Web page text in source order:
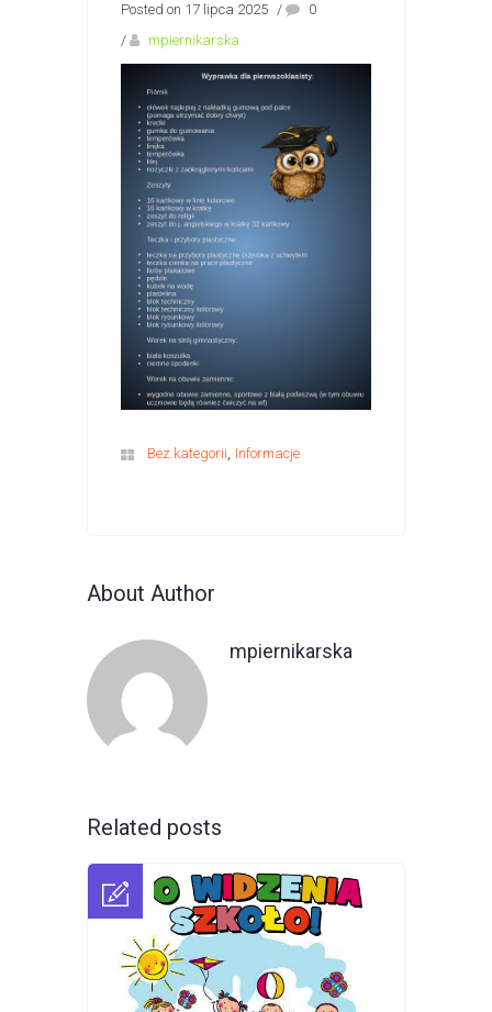
Posted on 17 lipca 2025 /
0
/
mpiernikarska
Bez kategorii, Informacje
About Author
mpiernikarska
Related posts